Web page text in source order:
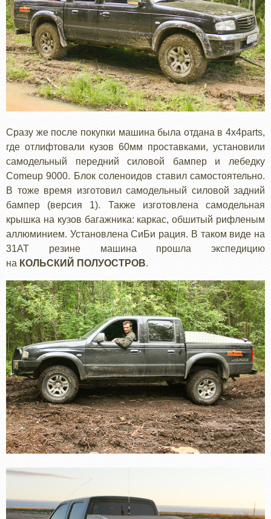
Сразу же после покупки машина была отдана в 4х4parts,
где отлифтовали кузов 60мм проставками, установили
самодельный передний силовой бампер и лебедку
Comeup 9000. Блок соленоидов ставил самостоятельно.
В тоже время изготовил самодельный силовой задний
бампер (версия 1). Также изготовлена самодельная
крышка на кузов багажника: каркас, обшитый рифленым
аллюминием. Установлена СиБи рация. В таком виде на
31АТ резине машина прошла экспедицию
на КОЛЬСКИЙ ПОЛУОСТРОВ.